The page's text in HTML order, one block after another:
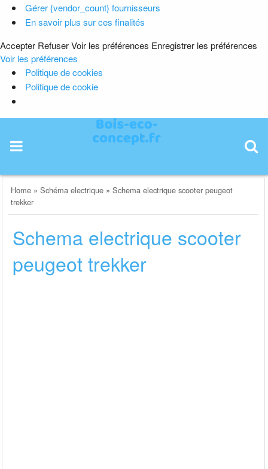
Gérer {vendor_count} fournisseurs
En savoir plus sur ces finalités
Accepter RefuserVoir les préférences Enregistrer les préférences
Voir les préférences
Politique de cookies
Politique de cookie
content
Home »Schéma electrique »Schema electrique scooter peugeot
trekker
Schema electrique scooter
peugeot trekker